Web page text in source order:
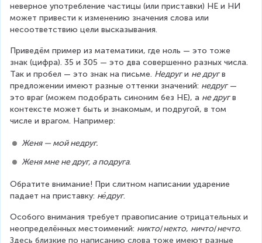
неверное употребление частицы (или приставки) НЕ и НИ
может привести к изменению значения слова или
несоответствию цели высказывания.
Приведём пример из математики, где ноль — это тоже
знак (цифра). 35 и 305 — это два совершенно разных числа.
Так и пробел — это знак на письме. Недруг и не друг в
предложении имеют разные оттенки значений: недруг —
это враг (можем подобрать синоним без НЕ), а не друг в
контексте может быть и знакомым, и подругой, в том
числе и врагом. Например:
Женя — мой недруг.
Женя мне не друг, а подруга.
Обратите внимание! При слитном написании ударение
падает на приставку: не́друг.
Особого внимания требует правописание отрицательных и
неопределённых местоимений: никто/некто, ничто/нечто.
Здесь близкие по написанию слова тоже имеют разные